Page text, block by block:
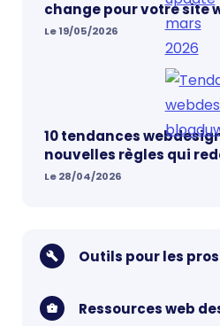
change pour votre site
Le 19/05/2026
10 tendances
nouvelles règles qui
Le 28/04/2026
Outils pour les
Ressources web